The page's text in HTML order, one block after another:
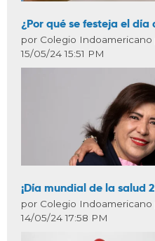
¿Por qué se festeja el día
por Colegio Indoamericano
15/05/24 15:51 PM
¡Día mundial de la salud
por Colegio Indoamericano
14/05/24 17:58 PM